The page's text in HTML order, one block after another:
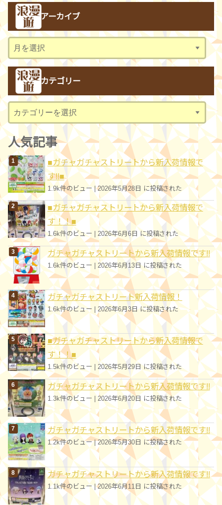
アーカイブ
ー
カテゴリー
テ
ゴ
リ
ー
人気記事
■ガチャガチャストリートから新入荷情報で
す!!■
1.9k件のビュー|2026年5月28日 に投稿された
■ガチャガチャストリートから新入荷情報で
す！！■
1.6k件のビュー 2026年6月6日 に投稿された
ガチャガチャストリートから新入荷情報です!!
1.6k件のビュー 2026年6月13日 に投稿された
ガチャガチャストリート新入荷情報！
1.6k件のビュー |2026年6月3日 に投稿された
■ガチャガチャストリートから新入荷情報で
す！！■
1.5k件のビュー 2026年5月29日 に投稿された
ガチャガチャストリートから新入荷情報です!!
1.3k件のビュー 2026年6月20日 に投稿された
ガチャガチャストリートから新入荷情報です!!
1.2k件のビュー|2026年5月30日 に投稿された
ガチャガチャストリートから新入荷情報です!!
1.1k件のビュー|2026年6月11日 に投稿された